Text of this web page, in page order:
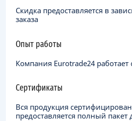
Скидка предоставляется в
заказа
Опыт работы
Компания Eurotrade24 работает
Сертификаты
Вся продукция
предоставляется полный пакет